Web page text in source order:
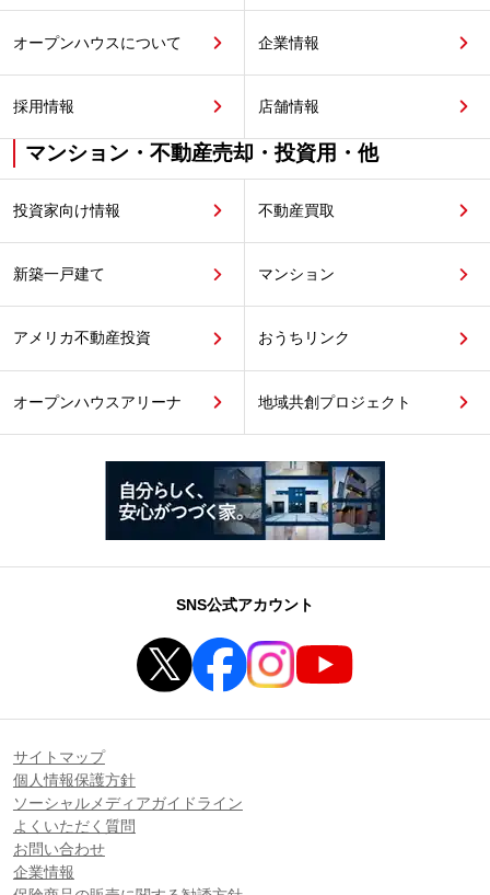
オープンハウスについて 企業情報
採用情報 店舗情報
マンション・不動産売却・投資用・他
投資家向け情報 不動産買取
新築一戸建て マンション
アメリカ不動産投資 おうちリンク
オープンハウスアリーナ 地域共創プロジェクト
SNS公式アカウント
サイトマップ
個人情報保護方針
ソーシャルメディアガイドライン
よくいただく質問
お問い合わせ
企業情報